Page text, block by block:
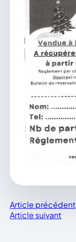
Article précédent
Article suivant